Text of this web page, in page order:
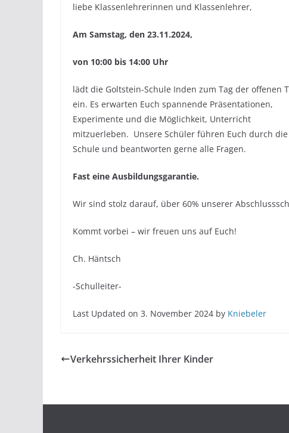
liebe Klassenlehrerinnen und Klassenlehrer,
Am Samstag, den 23.11.2024,
von 10:00 bis 14:00 Uhr
lädt die Goltstein-Schule Inden zum Tag der offenen
ein. Es erwarten Euch spannende Präsentationen,
Experimente und die Möglichkeit, Unterricht
mitzuerleben. Unsere Schüler führen Euch durch die
Schule und beantworten gerne alle Fragen.
Fast eine Ausbildungsgarantie.
Wir sind stolz darauf, über 60% unserer
Kommt vorbei – wir freuen uns auf Euch!
Ch. Häntsch
-Schulleiter-
Last Updated on 3. November 2024 by Kniebeler
Verkehrssicherheit Ihrer Kinder